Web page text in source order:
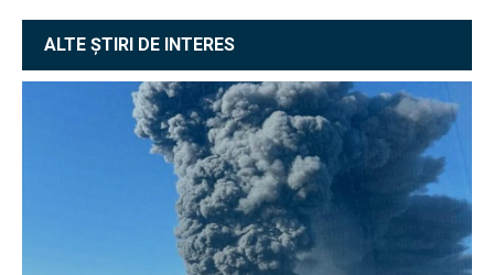
ALTE ȘTIRI DE INTERES